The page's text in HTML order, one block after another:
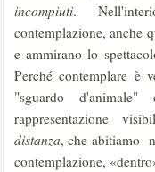
incompiuti.
contemplazione, anche
e ammirano lo
Perché contemplare è
"sguardo
rappresentazione
distanza, che abitiamo
contemplazione,